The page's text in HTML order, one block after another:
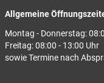
Allgemeine
Montag - Donnerstag:
Freitag: 08:00 - 13:00 Uhr
sowie Termine nach